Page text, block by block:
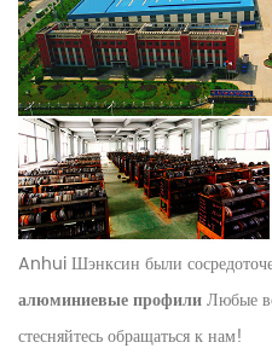
Anhui Шэнксин были
алюминиевые профилиЛюбые
стесняйтесь обращаться к нам!